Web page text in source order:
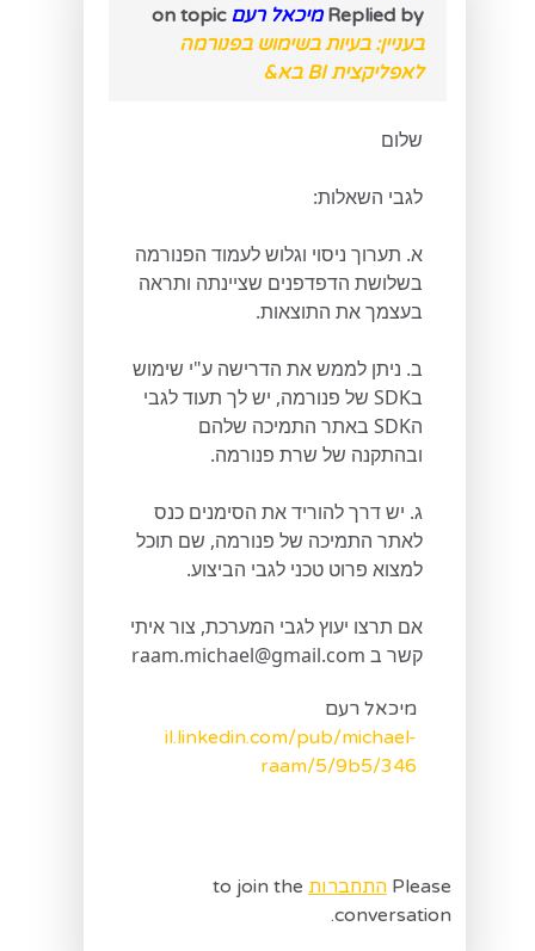
Replied by מיכאל רעם on topic
בעניין: בעיות בשימוש בפנורמה
לאפליקצית BI בא&
שלום
לגבי השאלות:
א. תערוך ניסוי וגלוש לעמוד הפנורמה
בשלושת הדפדפנים שציינתה ותראה
בעצמך את התוצאות.
ב. ניתן לממש את הדרישה ע"י שימוש
בSDK של פנורמה, יש לך תעוד לגבי
הSDK באתר התמיכה שלהם
ובהתקנה של שרת פנורמה.
ג. יש דרך להוריד את הסימנים כנס
לאתר התמיכה של פנורמה, שם תוכל
למצוא פרוט טכני לגבי הביצוע.
אם תרצו יעוץ לגבי המערכת, צור איתי
קשר ב raam.michael@gmail.com
מיכאל רעם
il.linkedin.com/pub/michael-
raam/5/9b5/346
Please התחברות to join the
conversation.